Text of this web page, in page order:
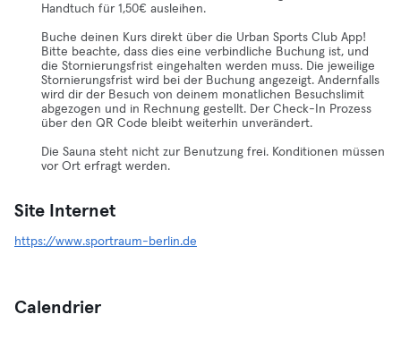
Handtuch für 1,50€ ausleihen.
Buche deinen Kurs direkt über die Urban Sports Club App!
Bitte beachte, dass dies eine verbindliche Buchung ist, und
die Stornierungsfrist eingehalten werden muss. Die jeweilige
Stornierungsfrist wird bei der Buchung angezeigt. Andernfalls
wird dir der Besuch von deinem monatlichen Besuchslimit
abgezogen und in Rechnung gestellt. Der Check-In Prozess
über den QR Code bleibt weiterhin unverändert.
Die Sauna steht nicht zur Benutzung frei. Konditionen müssen
vor Ort erfragt werden.
Site Internet
https://www.sportraum-berlin.de
Calendrier